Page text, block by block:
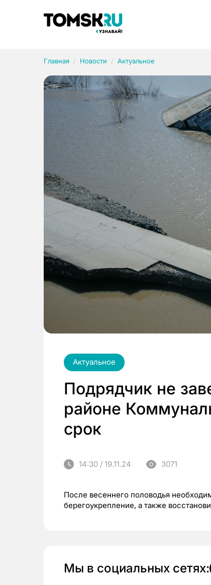
Главная Новости Актуальное
Актуальное
Подрядчик не
районе
срок
14:30 / 19.11.24 3071
После весеннего половодья
берегоукрепление, а также
Мы в социальных сетях:
Рубрики